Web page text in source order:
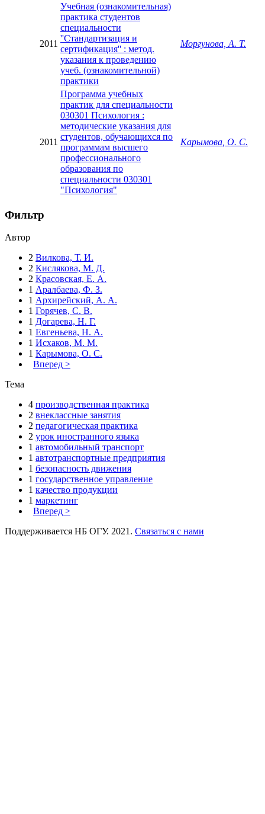
2011
Учебная (ознакомительная)
практика студентов
специальности
''Стандартизация и
сертификация'' : метод.
указания к проведению
учеб. (ознакомительной)
практики
Моргунова, А. Т.
2011
Программа учебных
практик для специальности
030301 Психология :
методические указания для
студентов, обучающихся по
программам высшего
профессионального
образования по
специальности 030301
"Психология"
Карымова, О. С.
Фильтр
Автор
2 Вилкова, Т. И.
2 Кислякова, М. Д.
2 Красовская, Е. А.
1 Аралбаева, Ф. З.
1 Архирейский, А. А.
1 Горячев, С. В.
1 Догарева, Н. Г.
1 Евгеньева, Н. А.
1 Исхаков, М. М.
1 Карымова, О. С.
Вперед >
Тема
4 производственная практика
2 внеклассные занятия
2 педагогическая практика
2 урок иностранного языка
1 автомобильный транспорт
1 автотранспортные предприятия
1 безопасность движения
1 государственное управление
1 качество продукции
1 маркетинг
Вперед >
Поддерживается НБ ОГУ. 2021. Связаться с нами